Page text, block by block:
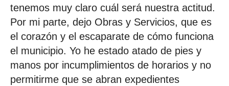
tenemos muy claro cuál será nuestra actitud.
Por mi parte, dejo Obras y Servicios, que es
el corazón y el escaparate de cómo funciona
el municipio. Yo he estado atado de pies y
manos por incumplimientos de horarios y no
permitirme que se abran expedientes